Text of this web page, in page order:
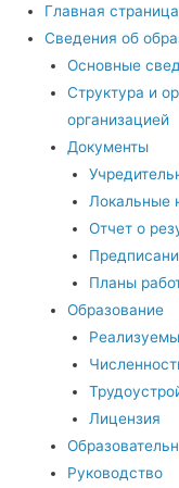
Главная страница
Сведения об
Основные
Структура и
организацией
Документы
Локальные
Отчет о
Планы
Образование
Лицензия
Руководство